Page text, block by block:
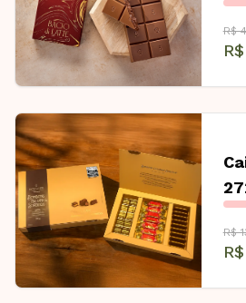
R$
R$